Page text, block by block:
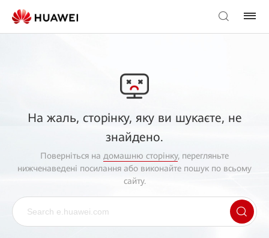
На жаль, сторінку, яку ви шукаєте, не
знайдено.
Поверніться на домашню сторінку, перегляньте
нижченаведені посилання або виконайте пошук по всьому
сайту.